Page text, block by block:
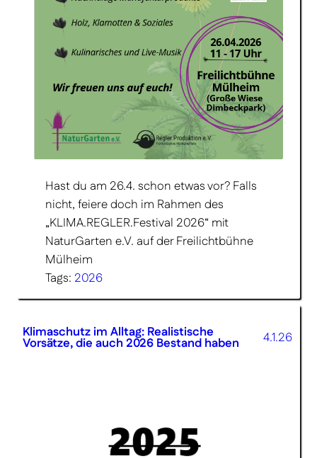
Hast du am 26.4. schon etwas vor? Falls
nicht, feiere doch im Rahmen des
„KLIMA.REGLER.Festival 2026“ mit
NaturGarten e.V. auf der Freilichtbühne
Mülheim
Tags: 2026
Klimaschutz im Alltag: Realistische
Vorsätze, die auch 2026 Bestand haben 4.1.26